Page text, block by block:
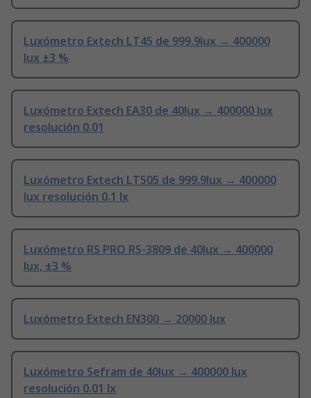
Luxómetro Extech LT45 de 999.9lux → 400000
lux ±3 %
Luxómetro Extech EA30 de 40lux → 400000 lux
resolución 0.01
Luxómetro Extech LT505 de 999.9lux → 400000
lux resolución 0.1 lx
Luxómetro RS PRO RS-3809 de 40lux → 400000
lux, ±3 %
Luxómetro Extech EN300 → 20000 lux
Luxómetro Sefram de 40lux → 400000 lux
resolución 0.01 lx